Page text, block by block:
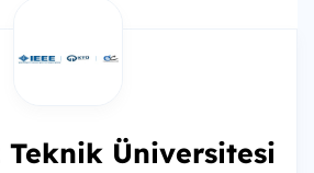
Teknik Üniversitesi